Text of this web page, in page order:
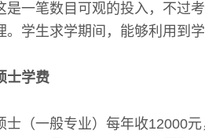
是一笔数目可观的投入，不过
。学生求学期间，能够利用到
士学费
士（一般专业）每年收12000